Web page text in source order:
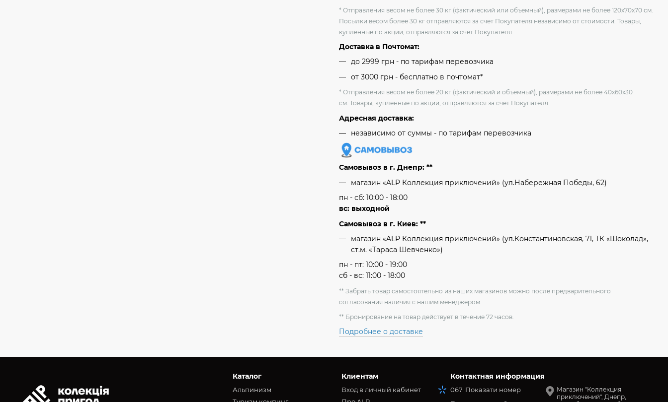
* Отправления весом не более 30 кг (фактический или объемный), размерами не более 120х70х70 см.
Посылки весом более 30 кг отправляются за счет Покупателя независимо от стоимости. Товары,
купленные по акции, отправляются за счет Покупателя.
Доставка в Почтомат:
до 2999 грн - по тарифам перевозчика
от 3000 грн - бесплатно в почтомат*
* Отправления весом не более 20 кг (фактический и объемный), размерами не более 40х60х30
см. Товары, купленные по акции, отправляются за счет Покупателя.
Адресная доставка:
независимо от cуммы - по тарифам перевозчика
Самовывоз в г. Днепр: **
магазин «ALP Коллекция приключений» (ул.Набережная Победы, 62)
пн - сб: 10:00 - 18:00
вс: выходной
Самовывоз в г. Киев: **
магазин «ALP Коллекция приключений» (ул.Константиновская, 71, ТК «Шоколад»,
ст.м. «Тараса Шевченко»)
пн - пт: 10:00 - 19:00
сб - вс: 11:00 - 18:00
** Забрать товар самостоятельно из наших магазинов можно после предварительного
согласования наличия с нашим менеджером.
** Бронирование на товар действует в течение 72 часов.
Подробнее о доставке
Каталог
Альпинизм
Клиентам
Вход в личный кабинет
Контактная информация
067 Показати номер
Магазин "Коллекция
приключений", Днепр,